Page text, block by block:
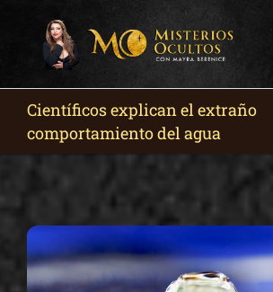
Científicos explican el extraño
comportamiento del agua